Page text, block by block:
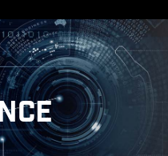
或損壞主機板。
EZ120 ARGB 風扇
接頭也可通過專用
外的ARGB Gen 1 和
加簡單。
提供最佳的 AI 性
容處理器啟用。"
料夾中選擇，並可
DDR記憶體。